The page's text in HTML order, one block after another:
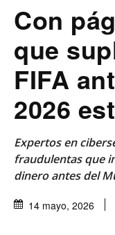
Con
que
FIFA
2026
Expertos en
fraudulentas que
dinero antes del
14 mayo, 2026